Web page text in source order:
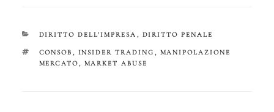
n
pp di
CATEGORIE
DIRITTO DELL'IMPRESA , DIRITTO PENALE
TAG
CONSOB , INSIDER TRADING , MANIPOLAZIONE
MERCATO, MARKET ABUSE